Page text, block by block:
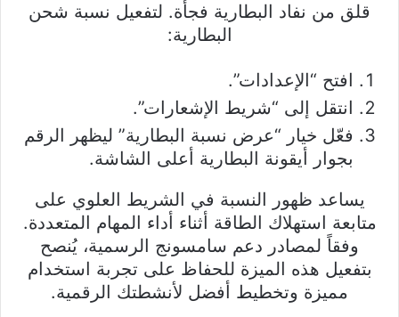
قلق من نفاد البطارية فجأة. لتفعيل نسبة شحن
البطارية:
افتح “الإعدادات”.
انتقل إلى “شريط الإشعارات”.
فعّل خيار “عرض نسبة البطارية” ليظهر الرقم
بجوار أيقونة البطارية أعلى الشاشة.
يساعد ظهور النسبة في الشريط العلوي على
متابعة استهلاك الطاقة أثناء أداء المهام المتعددة.
وفقاً لمصادر دعم سامسونج الرسمية، يُنصح
بتفعيل هذه الميزة للحفاظ على تجربة استخدام
مميزة وتخطيط أفضل لأنشطتك الرقمية.